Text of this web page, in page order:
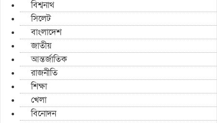
বিশ্বনাথ
সিলেট
বাংলাদেশ
জাতীয়
আন্তর্জাতিক
রাজনীতি
শিক্ষা
খেলা
বিনোদন